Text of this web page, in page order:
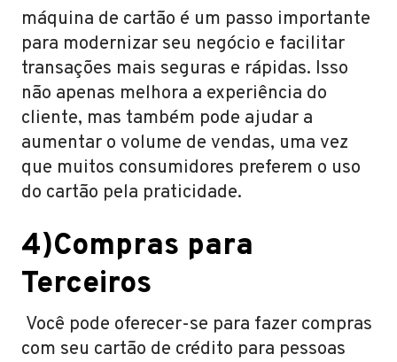
máquina de cartão é um passo importante
para modernizar seu negócio e facilitar
transações mais seguras e rápidas. Isso
não apenas melhora a experiência do
cliente, mas também pode ajudar a
aumentar o volume de vendas, uma vez
que muitos consumidores preferem o uso
do cartão pela praticidade.
4)Compras para
Terceiros
Você pode oferecer-se para fazer compras
com seu cartão de crédito para pessoas